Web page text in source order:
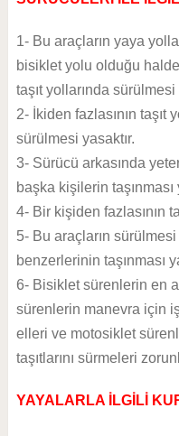
1- Bu araçların yaya
bisiklet yolu olduğu
taşıt yollarında sürülmesi
2- İkiden fazlasının
sürülmesi yasaktır.
3- Sürücü arkasında
başka kişilerin taşınması
4- Bir kişiden fazlasının
5- Bu araçların
benzerlerinin taşınması
6- Bisiklet sürenlerin en
sürenlerin manevra için
elleri ve motosiklet
taşıtlarını sürmeleri
YAYALARLA İLGİLİ